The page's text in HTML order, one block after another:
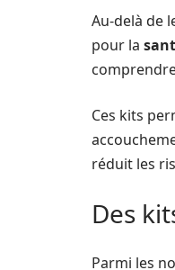
Au-delà de
pour la
Ces kits
réduit les
Des
Parmi les